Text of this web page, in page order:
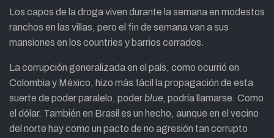
Los capos de la droga viven durante la semana en modestos
ranchos en las villas, pero el fin de semana van a sus
mansiones en los countries y barrios cerrados.
La corrupción generalizada en el país, como ocurrió en
Colombia y México, hizo más fácil la propagación de esta
suerte de poder paralelo, poderblue, podría llamarse. Como
el dólar. También en Brasil es un hecho, aunque en el vecino
del norte hay como un pacto de no agresión tan corrupto